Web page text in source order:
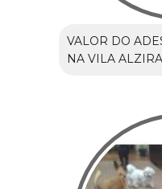
VALOR DO
NA VILA ALZIRA